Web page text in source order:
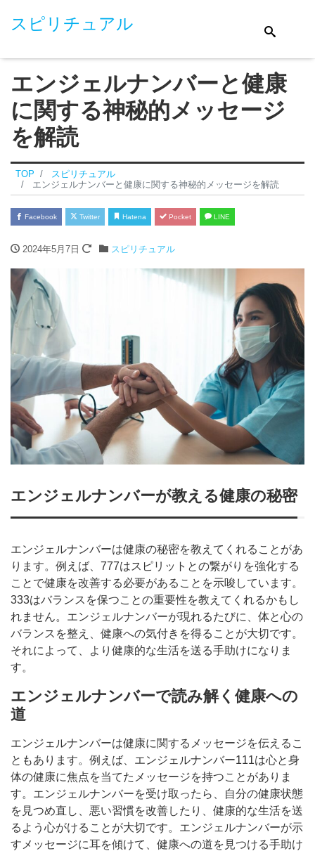
スピリチュアル
エンジェルナンバーと健康
に関する神秘的メッセージ
を解読
TOP
スピリチュアル
エンジェルナンバーと健康に関する神秘的メッセージを解読
Facebook Twitter Hatena Pocket LINE
2024年5月7日 スピリチュアル
エンジェルナンバーが教える健康の秘密
エンジェルナンバーは健康の秘密を教えてくれることがあ
ります。例えば、777はスピリットとの繋がりを強化する
ことで健康を改善する必要があることを示唆しています。
333はバランスを保つことの重要性を教えてくれるかもし
れません。エンジェルナンバーが現れるたびに、体と心の
バランスを整え、健康への気付きを得ることが大切です。
それによって、より健康的な生活を送る手助けになりま
す。
エンジェルナンバーで読み解く健康への
道
エンジェルナンバーは健康に関するメッセージを伝えるこ
ともあります。例えば、エンジェルナンバー111は心と身
体の健康に焦点を当てたメッセージを持つことがありま
す。エンジェルナンバーを受け取ったら、自分の健康状態
を見つめ直し、悪い習慣を改善したり、健康的な生活を送
るよう心がけることが大切です。エンジェルナンバーが示
すメッセージに耳を傾けて、健康への道を見つける手助け